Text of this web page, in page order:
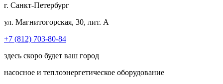
г. Санкт-Петербург
ул. Магнитогорская, 30, лит. А
+7 (812) 703-80-84
здесь скоро будет ваш город
насосное и теплоэнергетическое оборудование